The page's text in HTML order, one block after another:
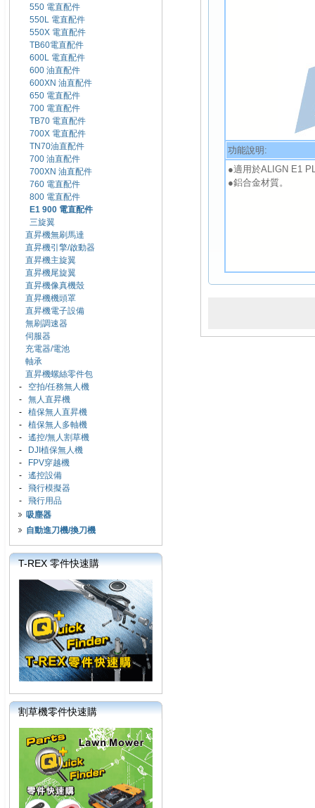
550 電直配件
550L 電直配件
550X 電直配件
TB60電直配件
600L 電直配件
600 油直配件
600XN 油直配件
650 電直配件
700 電直配件
TB70 電直配件
700X 電直配件
TN70油直配件
700 油直配件
700XN 油直配件
760 電直配件
800 電直配件
E1 900 電直配件
三旋翼
直昇機無刷馬達
直昇機引擎/啟動器
直昇機主旋翼
直昇機尾旋翼
直昇機像真機殼
直昇機機頭罩
直昇機電子設備
無刷調速器
伺服器
充電器/電池
軸承
直昇機螺絲零件包
- 空拍/任務無人機
- 無人直昇機
- 植保無人直昇機
- 植保無人多軸機
- 遙控/無人割草機
-
DJI植保無人機
-
FPV穿越機
- 遙控設備
- 飛行模擬器
- 飛行用品
吸塵器
自動進刀機/換刀機
T-REX 零件快速購
割草機零件快速購
功能說明:
●適用於ALIGN E1
●鋁合金材質。